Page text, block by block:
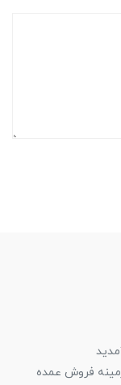
فروش عمده